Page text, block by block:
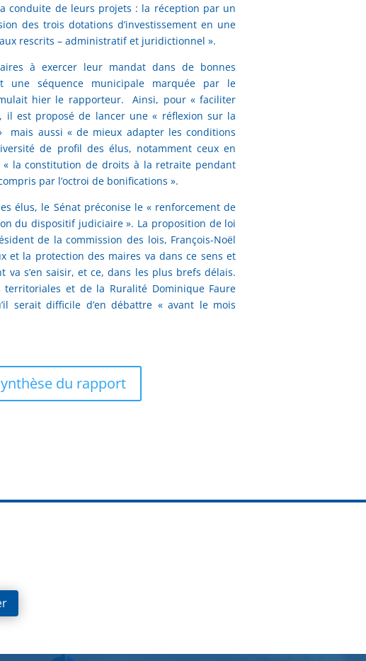
conduite de leurs projets : la réception par un
des trois dotations d’investissement en une
rescrits – administratif et juridictionnel ».
à exercer leur mandat dans de bonnes
séquence municipale marquée par le
hier le rapporteur. Ainsi, pour « faciliter
il est proposé de lancer une « réflexion sur la
mais aussi « de mieux adapter les conditions
de profil des élus, notamment ceux en
la constitution de droits à la retraite pendant
par l’octroi de bonifications ».
élus, le Sénat préconise le « renforcement de
du dispositif judiciaire ». La proposition de loi
de la commission des lois, François-Noël
et la protection des maires va dans ce sens et
s’en saisir, et ce, dans les plus brefs délais.
et de la Ruralité Dominique Faure
serait difficile d’en débattre « avant le mois
du rapport